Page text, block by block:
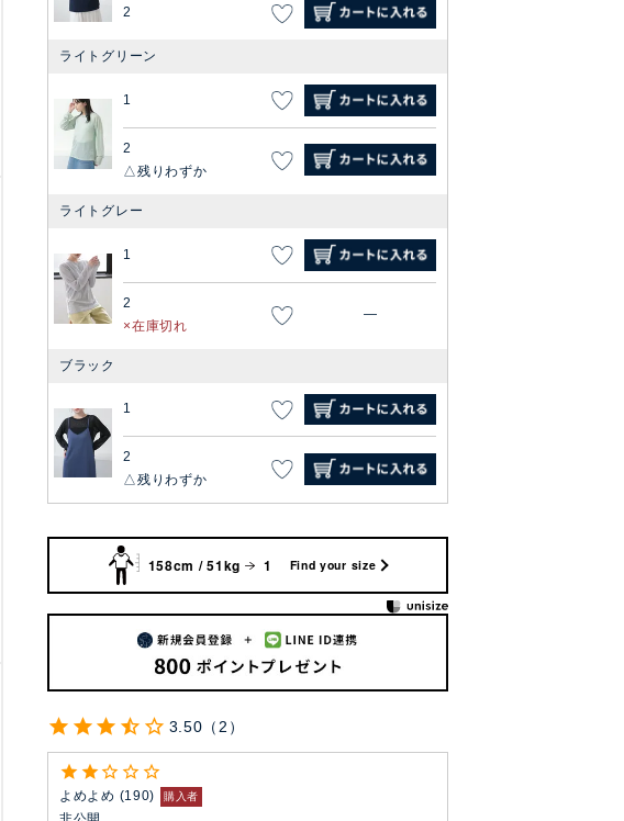
2
ライトグリーン
1
2
残りわずか
ライトグレー
1
2
在庫切れ
—
ブラック
1
2
残りわずか
158cm / 51kg 1 Find your size
3.50 2
よめよめ 190 購入者